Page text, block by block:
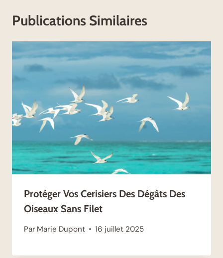
Publications Similaires
Protéger Vos Cerisiers Des Dégâts Des
Oiseaux Sans Filet
Par Marie Dupont 16 juillet 2025